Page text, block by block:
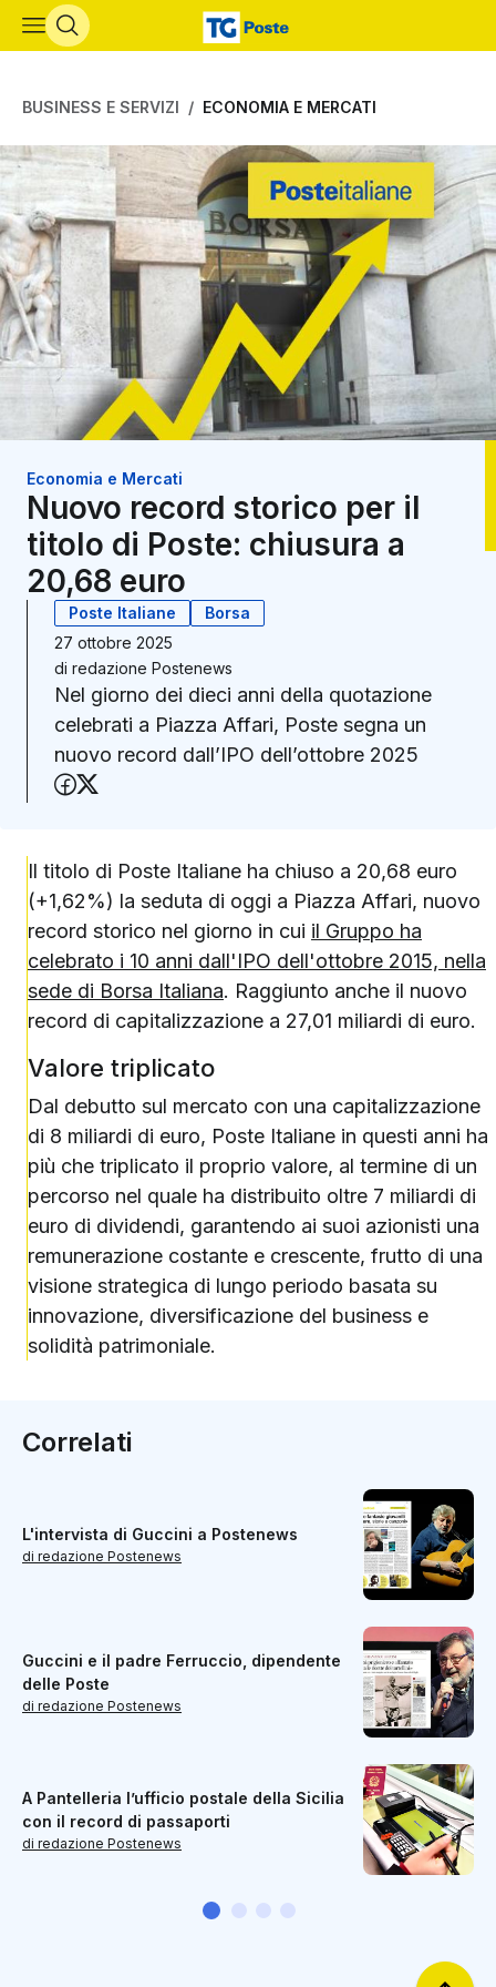
Vai al contenuto principale
BUSINESS E SERVIZI ECONOMIA E MERCATI
Economia e Mercati
Nuovo record storico per il
titolo di Poste: chiusura a
20,68 euro
Poste Italiane
Borsa
27 ottobre 2025
di redazione Postenews
Nel giorno dei dieci anni della quotazione
celebrati a Piazza Affari, Poste segna un
nuovo record dall’IPO dell’ottobre 2025
Condividi su Facebook
Il titolo di Poste Italiane ha chiuso a 20,68 euro
(+1,62%) la seduta di oggi a Piazza Affari, nuovo
record storico nel giorno in cui il Gruppo ha
celebrato i 10 anni dall'IPO dell'ottobre 2015, nella
sede di Borsa Italiana. Raggiunto anche il nuovo
record di capitalizzazione a 27,01 miliardi di euro.
Valore triplicato
Dal debutto sul mercato con una capitalizzazione
di 8 miliardi di euro, Poste Italiane in questi anni ha
più che triplicato il proprio valore, al termine di un
percorso nel quale ha distribuito oltre 7 miliardi di
euro di dividendi, garantendo ai suoi azionisti una
remunerazione costante e crescente, frutto di una
visione strategica di lungo periodo basata su
innovazione, diversificazione del business e
solidità patrimoniale.
Correlati
L'intervista di Guccini a Postenews
di redazione Postenews
Guccini e il padre Ferruccio, dipendente
delle Poste
di redazione Postenews
A Pantelleria l’ufficio postale della Sicilia
con il record di passaporti
di redazione Postenews